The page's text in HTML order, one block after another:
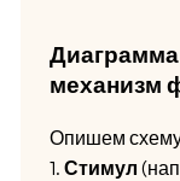
механизм
Опишем
1. Стимул